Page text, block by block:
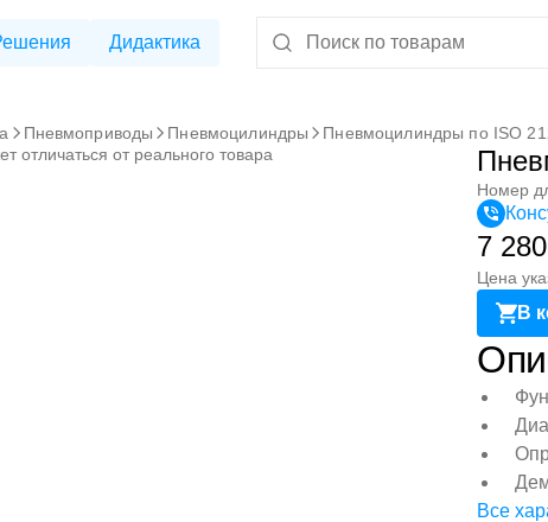
Дидактика
Пневмоприводы Пневмоцилиндры Пневмоцилиндры по ISO
отличаться от реального товара
Номер
7
Цена
В
Все